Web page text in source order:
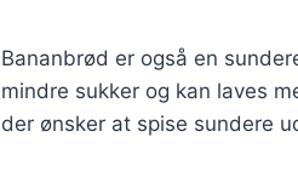
Bananbrød er også en
mindre sukker og kan laves
der ønsker at spise sundere